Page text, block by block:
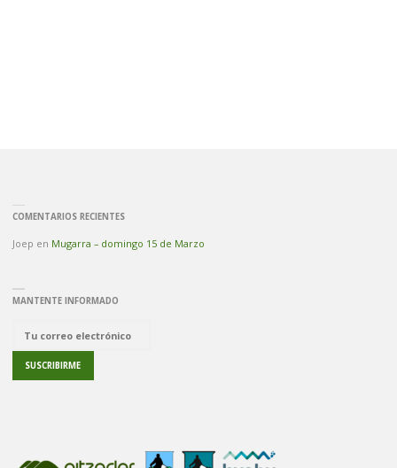
COMENTARIOS RECIENTES
Joep en Mugarra – domingo 15 de Marzo
MANTENTE INFORMADO